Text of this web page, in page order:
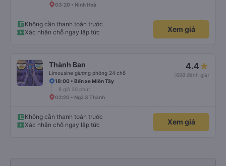
03:20 • Ninh Hoà
Không cần thanh toán trước
Xác nhận chỗ ngay lập tức
Xem giá
Thành Ban
Limousine giường phòng 24 chỗ
4.4
(698 đánh giá)
18:00 • Bến xe Miền Tây
8 giờ 20 phút
02:20 • Ngã 3 Thành
Không cần thanh toán trước
Xác nhận chỗ ngay lập tức
Xem giá